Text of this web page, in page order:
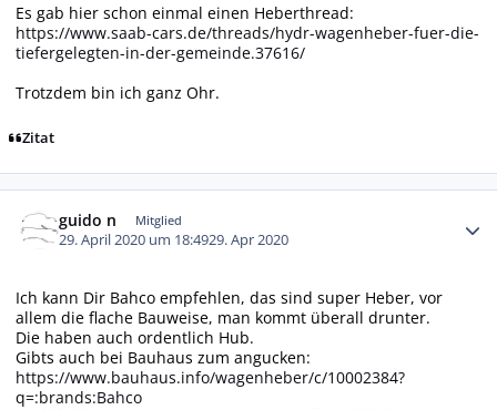
Es gab hier schon einmal einen Heberthread:
https://www.saab-cars.de/threads/hydr-wagenheber-fuer-die-
tiefergelegten-in-der-gemeinde.37616/
Trotzdem bin ich ganz Ohr.
Zitat
guido n Mitglied
29. April 2020 um 18:4929. Apr 2020
Ich kann Dir Bahco empfehlen, das sind super Heber, vor
allem die flache Bauweise, man kommt überall drunter.
Die haben auch ordentlich Hub.
Gibts auch bei Bauhaus zum angucken:
https://www.bauhaus.info/wagenheber/c/10002384?
q=:brands:Bahco